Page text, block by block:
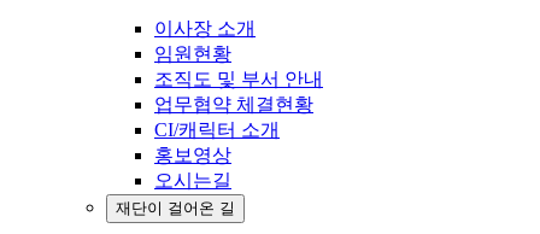
이사장 소개
임원현황
조직도 및 부서 안내
업무협약 체결현황
CI/캐릭터 소개
홍보영상
오시는길
재단이 걸어온 길